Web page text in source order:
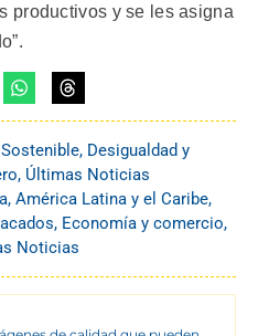
productivos y se les asigna
, Desigualdad y
, Últimas Noticias
, América Latina y el Caribe,
, Economía y comercio,
Noticias